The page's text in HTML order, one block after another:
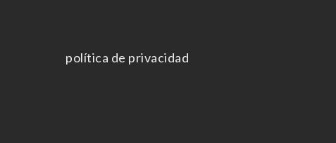
política de privacidad